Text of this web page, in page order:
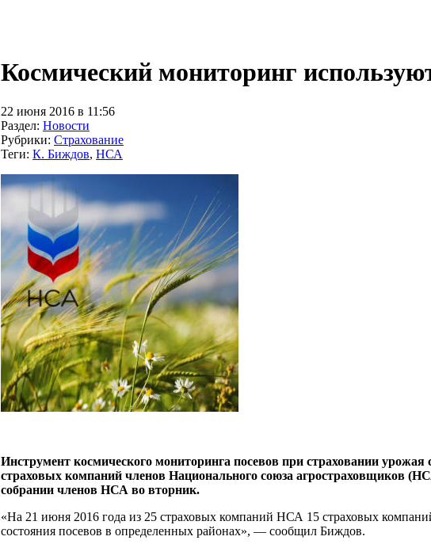
Космический мониторинг
22 июня 2016 в 11:56
Раздел: Новости
Рубрики: Страхование
Теги: К. Биждов, НСА
Инструмент космического мониторинга посевов при страховании урожая
страховых компаний членов Национального союза агростраховщиков
собрании членов НСА во вторник.
«На 21 июня 2016 года из 25 страховых компаний НСА 15 страховых
состояния посевов в определенных районах», — сообщил Биждов.